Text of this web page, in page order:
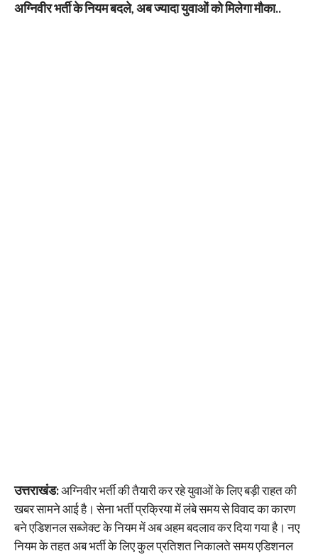
अग्निवीर भर्ती के नियम बदले, अब ज्यादा युवाओं को मिलेगा मौका..
उत्तराखंड:अग्निवीर भर्ती की तैयारी कर रहे युवाओं के लिए बड़ी राहत की
खबर सामने आई है। सेना भर्ती प्रक्रिया में लंबे समय से विवाद का कारण
बने एडिशनल सब्जेक्ट के नियम में अब अहम बदलाव कर दिया गया है। नए
नियम के तहत अब भर्ती के लिए कुल प्रतिशत निकालते समय एडिशनल